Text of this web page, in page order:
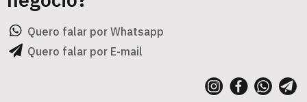
Quero falar por Whatsapp
Quero falar por E-mail